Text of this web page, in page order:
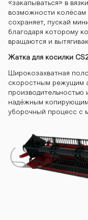
«закапываться» в
возможности колёсам
сохраняет, пускай
благодаря которому
вращаются и
Жатка для косилки
Широкозахватная
скоростным режущим
производительностью
надёжным
уборочный процесс с